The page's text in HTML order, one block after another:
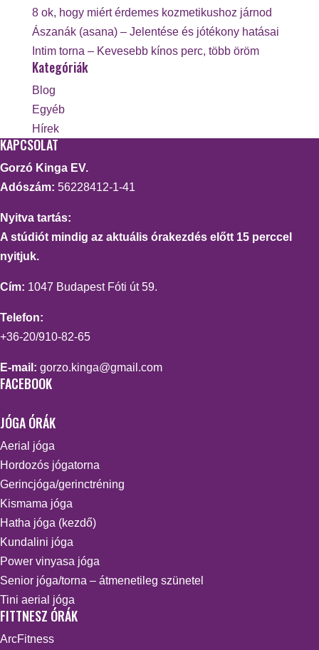
8 ok, hogy miért érdemes kozmetikushoz járnod
Ászanák (asana) – Jelentése és jótékony hatásai
Intim torna – Kevesebb kínos perc, több öröm
Kategóriák
Blog
Egyéb
Hírek
KAPCSOLAT
Gorzó Kinga EV.
Adószám: 56228412-1-41
Nyitva tartás:
A stúdiót mindig az aktuális órakezdés előtt 15 perccel
nyitjuk.
Cím: 1047 Budapest Fóti út 59.
Telefon:
+36-20/910-82-65
E-mail: gorzo.kinga@gmail.com
FACEBOOK
JÓGA ÓRÁK
Aerial jóga
Hordozós jógatorna
Gerincjóga/gerinctréning
Kismama jóga
Hatha jóga (kezdő)
Kundalini jóga
Power vinyasa jóga
Senior jóga/torna – átmenetileg szünetel
Tini aerial jóga
FITTNESZ ÓRÁK
ArcFitness